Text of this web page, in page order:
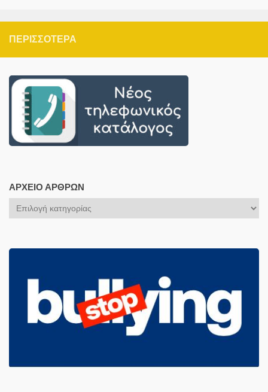
ΠΕΡΙΣΣΌΤΕΡΑ
ΑΡΧΕΊΟ ΆΡΘΡΩΝ
Αρχείο
Άρθρων